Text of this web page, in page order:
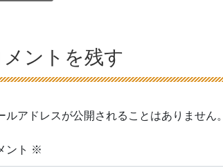
メントを残す
ルアドレスが公開されることはありません。
ント ※